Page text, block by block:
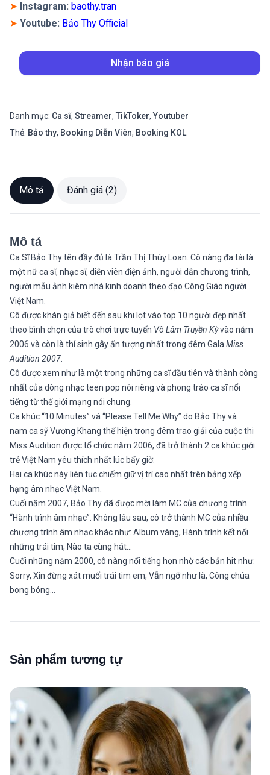
➤ Instagram: baothy.tran
➤ Youtube: Bảo Thy Official
Nhận báo giá
Danh mục: Ca sĩ, Streamer, TikToker,Youtuber
Thẻ: Bảo thy, Booking Diễn Viên, Booking KOL
Mô tả Đánh giá (2)
Mô tả
Ca Sĩ Bảo Thy tên đầy đủ là Trần Thị Thúy Loan. Cô nàng đa tài là
một nữ ca sĩ, nhạc sĩ, diễn viên điện ảnh, người dẫn chương trình,
người mẫu ảnh kiêm nhà kinh doanh theo đạo Công Giáo người
Việt Nam.
Cô được khán giả biết đến sau khi lọt vào top 10 người đẹp nhất
theo bình chọn của trò chơi trực tuyến Võ Lâm Truyền Kỳvào năm
2006 và còn là thí sinh gây ấn tượng nhất trong đêm GalaMiss
Audition 2007.
Cô được xem như là một trong những ca sĩ đầu tiên và thành công
nhất của dòng nhạc teen pop nói riêng và phong trào ca sĩ nổi
tiếng từ thế giới mạng nói chung.
Ca khúc “10 Minutes” và “Please Tell Me Why” do Bảo Thy và
nam ca sỹ Vương Khang thể hiện trong đêm trao giải của cuộc thi
Miss Audition được tổ chức năm 2006, đã trở thành 2 ca khúc giới
trẻ Việt Nam yêu thích nhất lúc bấy giờ.
Hai ca khúc này liên tục chiếm giữ vị trí cao nhất trên bảng xếp
hạng âm nhạc Việt Nam.
Cuối năm 2007, Bảo Thy đã được mời làm MC của chương trình
“Hành trình âm nhạc”. Không lâu sau, cô trở thành MC của nhiều
chương trình âm nhạc khác như: Album vàng, Hành trình kết nối
những trái tim, Nào ta cùng hát…
Cuối những năm 2000, cô nàng nổi tiếng hơn nhờ các bản hit như:
Sorry, Xin đừng xát muối trái tim em, Vẫn ngỡ như là, Công chúa
bong bóng…
Sản phẩm tương tự